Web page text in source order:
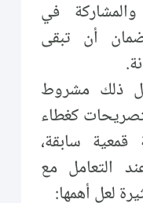
والمشاركة في
وضمان أن تبقى
ذلك مشروط
كغطاء
قمعية سابقة،
التعامل مع
لعل أهمها: